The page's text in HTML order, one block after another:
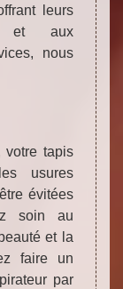
leurs
et aux
nous
votre tapis
usures
évitées
soin au
et la
faire un
par